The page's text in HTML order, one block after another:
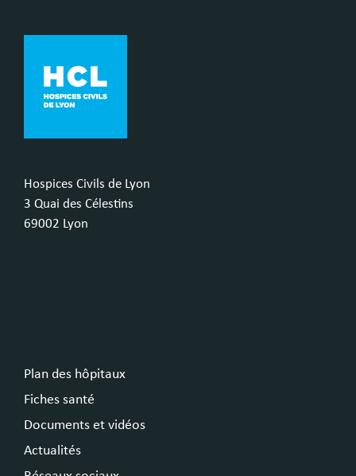
Hospices Civils de Lyon
3 Quai des Célestins
69002 Lyon
Plan des hôpitaux
Fiches santé
Documents et vidéos
Actualités